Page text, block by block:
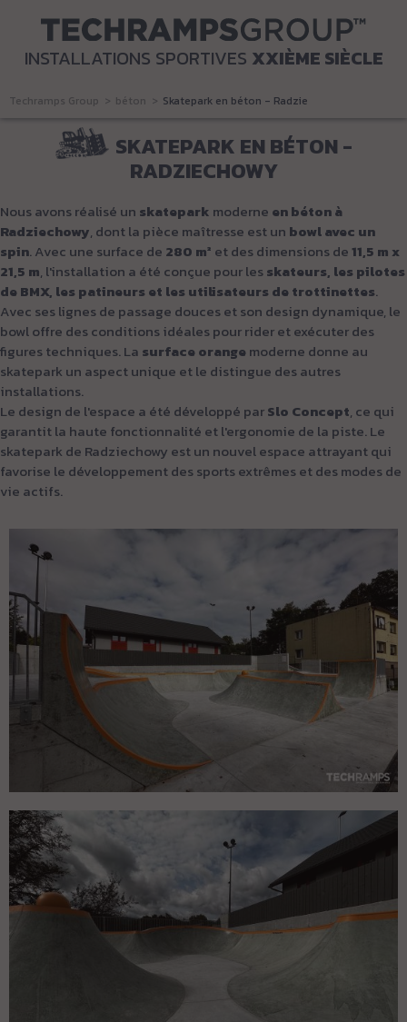
INSTALLATIONS SPORTIVES XXIÈME SIÈCLE
Techramps Group béton Skatepark en béton - Radziechowy
SKATEPARK EN BÉTON -
RADZIECHOWY
Nous avons réalisé un skatepark moderne en béton à
Radziechowy, dont la pièce maîtresse est un bowl avec un
spin. Avec une surface de 280 m² et des dimensions de11,5 m x
21,5 m, l'installation a été conçue pour lesskateurs, les pilotes
de BMX, les patineurs et les utilisateurs de trottinettes.
Avec ses lignes de passage douces et son design dynamique, le
bowl offre des conditions idéales pour rider et exécuter des
figures techniques. La surface orangemoderne donne au
skatepark un aspect unique et le distingue des autres
installations.
Le design de l'espace a été développé parSlo Concept, ce qui
garantit la haute fonctionnalité et l'ergonomie de la piste. Le
skatepark de Radziechowy est un nouvel espace attrayant qui
favorise le développement des sports extrêmes et des modes de
vie actifs.